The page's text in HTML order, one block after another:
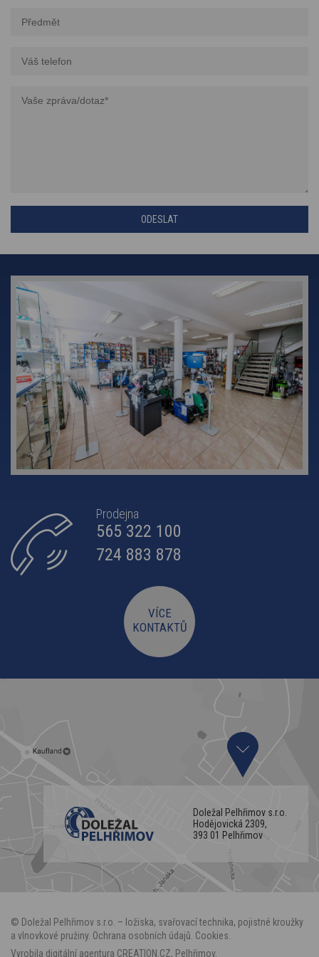
Prodejna
565 322 100
724 883 878
VÍCE
KONTAKTŮ
Doležal Pelhřimov s.r.o.
Hodějovická 2309,
393 01 Pelhřimov
© Doležal Pelhřimov s.r.o. – ložiska, svařovací technika, pojistné kroužky
a vlnovkové pružiny. Ochrana osobních údajů. Cookies.
Vyrobila digitální agentura CREATION.CZ, Pelhřimov.